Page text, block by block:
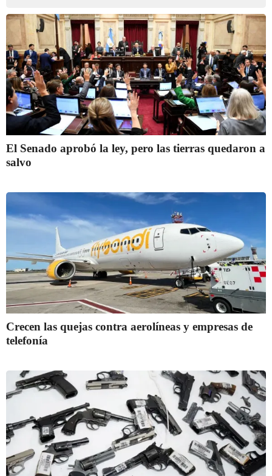
El Senado aprobó la ley, pero las tierras quedaron a
salvo
Crecen las quejas contra aerolíneas y empresas de
telefonía